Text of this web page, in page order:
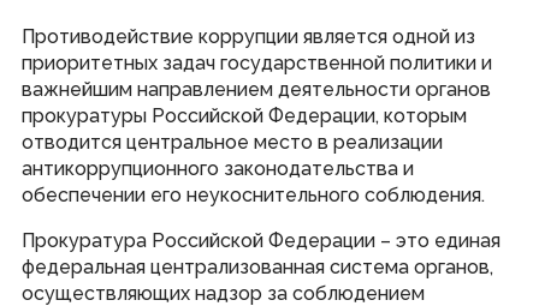
Знак за заслуги в развитии законодательства и
парламентаризма
Информация
Противодействие коррупции
Кадровое обеспечение
Информационные и аналитические материалы
Доклад о состоянии законодательства
Законодательные органы ПФО
Публичные слушания
Молодежный парламент
Противодействие коррупции является одной из
приоритетных задач государственной политики и
важнейшим направлением деятельности органов
прокуратуры Российской Федерации, которым
отводится центральное место в реализации
антикоррупционного законодательства и
обеспечении его неукоснительного соблюдения.
Прокуратура Российской Федерации – это единая
федеральная централизованная система органов,
осуществляющих надзор за соблюдением